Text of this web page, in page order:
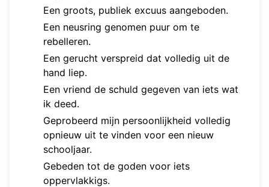
Een groots, publiek excuus aangeboden.
Een neusring genomen puur om te
rebelleren.
Een gerucht verspreid dat volledig uit de
hand liep.
Een vriend de schuld gegeven van iets wat
ik deed.
Geprobeerd mijn persoonlijkheid volledig
opnieuw uit te vinden voor een nieuw
schooljaar.
Gebeden tot de goden voor iets
oppervlakkigs.